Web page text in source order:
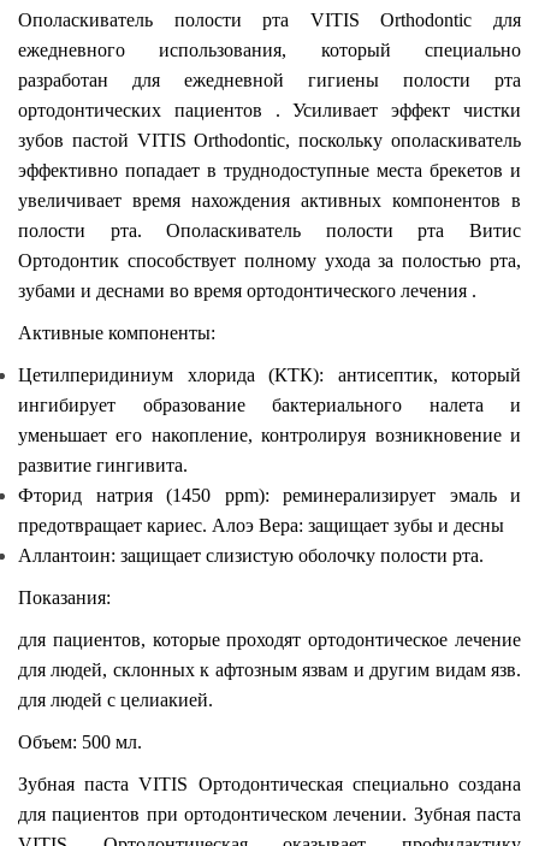
Ополаскиватель полости рта VITIS Orthodontic для
ежедневного использования, который специально
разработан для ежедневной гигиены полости рта
ортодонтических пациентов . Усиливает эффект чистки
зубов пастой VITIS Orthodontic, поскольку ополаскиватель
эффективно попадает в труднодоступные места брекетов и
увеличивает время нахождения активных компонентов в
полости рта. Ополаскиватель полости рта Витис
Ортодонтик способствует полному ухода за полостью рта,
зубами и деснами во время ортодонтического лечения .
Активные компоненты:
Цетилперидиниум хлорида (КТК): антисептик, который
ингибирует образование бактериального налета и
уменьшает его накопление, контролируя возникновение и
развитие гингивита.
Фторид натрия (1450 ppm): реминерализирует эмаль и
предотвращает кариес. Алоэ Вера: защищает зубы и десны
Аллантоин: защищает слизистую оболочку полости рта.
Показания:
для пациентов, которые проходят ортодонтическое лечение
для людей, склонных к афтозным язвам и другим видам язв.
для людей с целиакией.
Объем: 500 мл.
Зубная паста VITIS Ортодонтическая специально создана
для пациентов при ортодонтическом лечении. Зубная паста